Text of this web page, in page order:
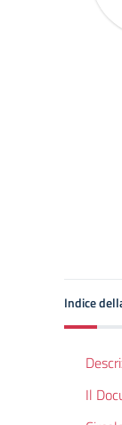
Indice
Il